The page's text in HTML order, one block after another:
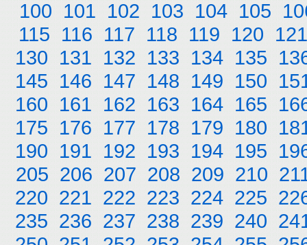
100 101 102 103 104 105
115 116 117 118 119 120 121
130 131 132 133 134 135
145 146 147 148 149 150
160 161 162 163 164 165
175 176 177 178 179 180
190 191 192 193 194 195
205 206 207 208 209 210
220 221 222 223 224 225
235 236 237 238 239 240